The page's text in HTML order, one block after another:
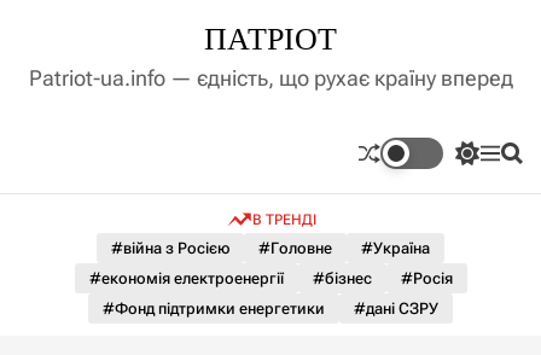
д
ПАТРІОТ
Patriot-ua.info — єдність, що рухає країну вперед
П
м
к
а
М П
В ТРЕНДІ
#війна з Росією #Головне
#Україна
#економія електроенергії
#бізнес
#Росія
#Фонд підтримки енергетики
#дані СЗРУ